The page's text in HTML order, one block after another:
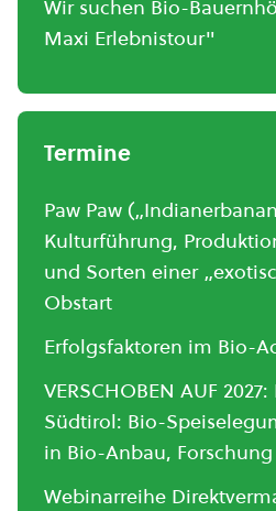
Wir suchen Bio-
Maxi Erlebnistour"
Termine
Paw Paw
Kulturführung,
und Sorten einer
Obstart
Erfolgsfaktoren im Bio-
VERSCHOBEN AUF
Südtirol: Bio-
in Bio-Anbau,
Webinarreihe